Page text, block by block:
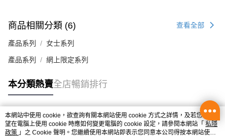
商品相關分類 (6) 查看全部
產品系列 女士系列
產品系列 網上限定系列
本分類熱賣全店暢銷排行
熱門標籤
本網站中使用 cookie，欲查詢有關本網站使用 cookie 方式之詳情，及若您不希
望在電腦上使用 cookie 時應如何變更電腦的 cookie 設定，請參閱本網站「 私隱
政策 」之 Cookie 聲明。您繼續使用本網站即表示您同意本公司得按本網站使用